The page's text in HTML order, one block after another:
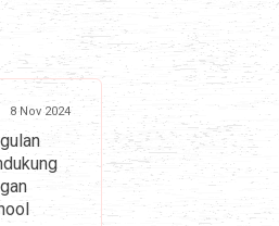
8 Nov 2024